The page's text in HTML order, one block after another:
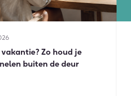
Zo houd je
buiten de deur